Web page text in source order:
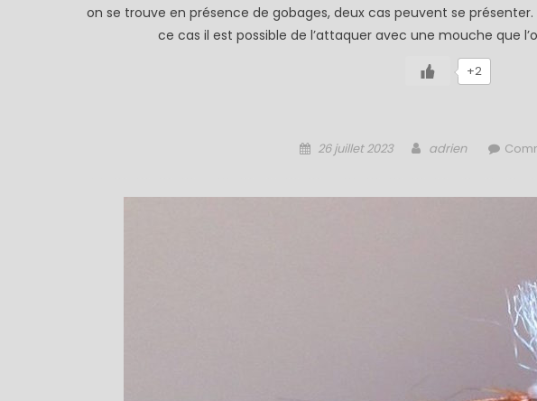
on se trouve en présence de gobages, deux cas peuvent se
ce cas il est possible de l’attaquer avec une mouche que
+2
Posted
26 juillet 2023 Author
adrien